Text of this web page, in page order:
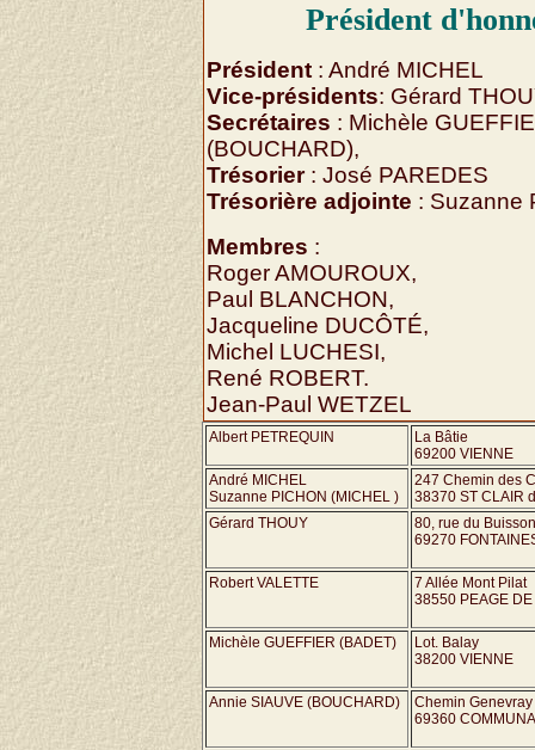
Président
Président : André MICHEL
Vice-présidents: Gérard
Secrétaires : Michèle
(BOUCHARD),
Trésorier: José PAREDES
Trésorière adjointe : Suzanne
Membres :
Roger AMOUROUX,
Paul BLANCHON,
Jacqueline DUCÔTÉ,
Michel LUCHESI,
René ROBERT.
Jean-Paul WETZEL
Albert PETREQUIN
La Bâtie
69200 VIENNE
André MICHEL
Suzanne PICHON (MICHEL )
247 Chemin des
38370 ST CLAIR
Gérard THOUY
80, rue du Buisson
69270
Robert VALETTE
7 Allée Mont Pilat
38550 PEAGE
Michèle GUEFFIER (BADET)
Lot. Balay
38200 VIENNE
Annie SIAUVE (BOUCHARD)
Chemin Genevray
69360